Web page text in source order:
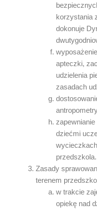
korzystania
dokonuje
apteczki,
udzielenia
zasadach
dziećmi
przedszkola.
Zasady
terenem
w trakcie
opiekę nad